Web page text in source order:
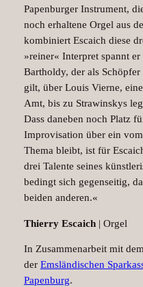
Papenburger Instrument,
noch erhaltene Orgel aus
kombiniert Escaich diese
»reiner« Interpret spannt
Bartholdy, der als
gilt, über Louis Vier­ne,
Amt, bis zu Strawinskys
Dass daneben noch Platz
Improvisation über ein
Thema bleibt, ist für
drei Talente seines
bedingt sich gegenseitig,
beiden anderen.«
Thierry Escaich| Orgel
In Zusammenarbeit mit dem
der Emsländischen
Papenburg.